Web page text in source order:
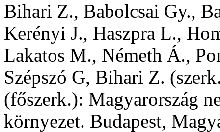
Bihari Z., Babolcsai Gy.,
Kerényi J., Haszpra L.,
Lakatos M., Németh Á.,
Szépszó G, Bihari Z.
(főszerk.): Magyarország
környezet. Budapest,